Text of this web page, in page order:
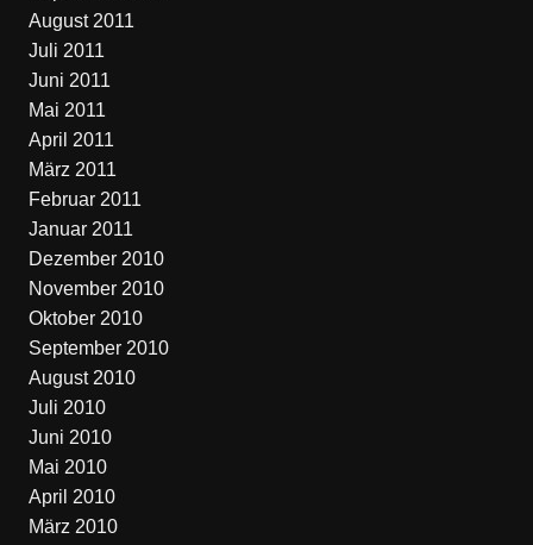
August 2011
Juli 2011
Juni 2011
Mai 2011
April 2011
März 2011
Februar 2011
Januar 2011
Dezember 2010
November 2010
Oktober 2010
September 2010
August 2010
Juli 2010
Juni 2010
Mai 2010
April 2010
März 2010